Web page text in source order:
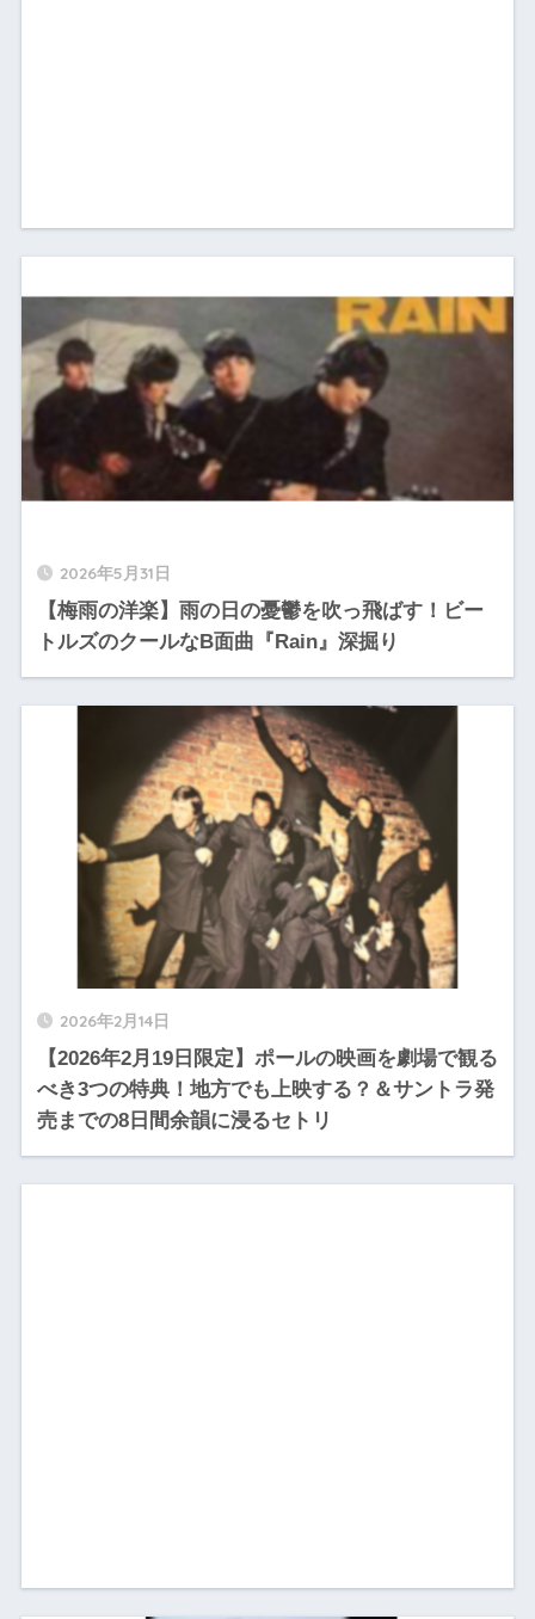
2026年5月31日
【梅雨の洋楽】雨の日の憂鬱を吹っ飛ばす！ビー
トルズのクールなB面曲『Rain』深掘り
2026年2月14日
【2026年2月19日限定】ポールの映画を劇場で観る
べき3つの特典！地方でも上映する？＆サントラ発
売までの8日間余韻に浸るセトリ